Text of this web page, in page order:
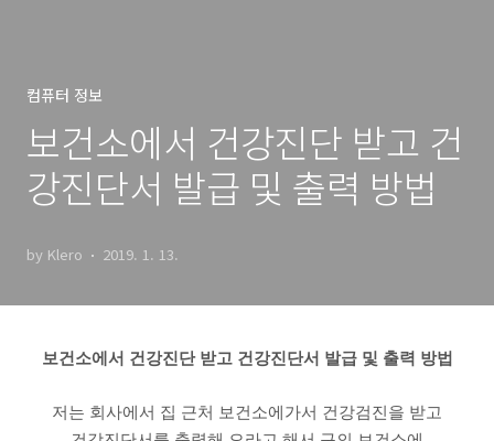
컴퓨터 정보
보건소에서 건강진단 받고 건
강진단서 발급 및 출력 방법
by Klero 2019. 1. 13.
보건소에서 건강진단 받고 건강진단서 발급 및 출력 방법
저는 회사에서 집 근처 보건소에가서 건강검진을 받고